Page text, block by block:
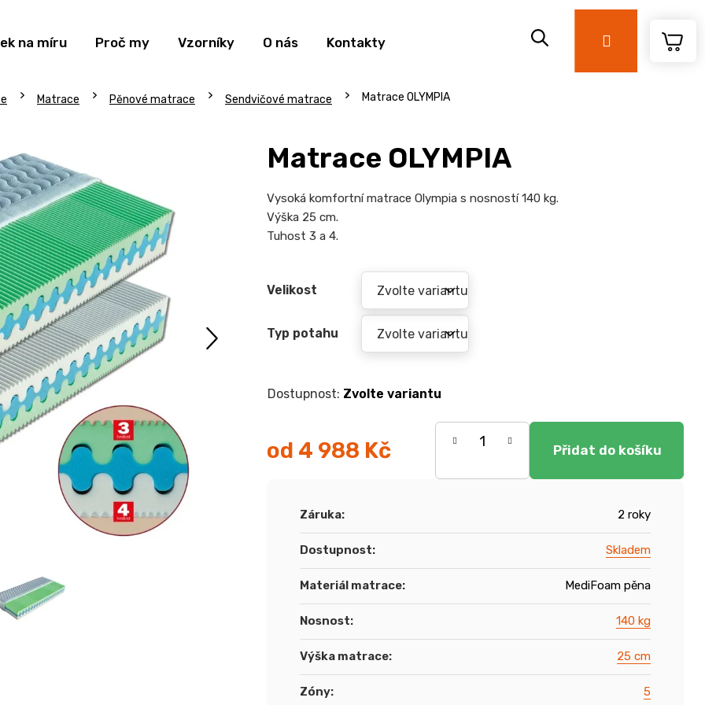
na míru Proč my Vzorníky O nás Kontakty
Matrace Pěnové matrace Sendvičové matrace Matrace OLYMPIA
Matrace OLYMPIA
Vysoká komfortní matrace Olympia s nosností 140 kg.
Výška 25 cm.
Tuhost 3 a 4.
Velikost
Typ potahu
Zvolte variantu
od 4 988 Kč
cena:Záruka: 2 roky
Dostupnost: Skladem
Materiál matrace: MediFoam pěna
Nosnost: 140 kg
Výška matrace: 25 cm
Zóny: 5